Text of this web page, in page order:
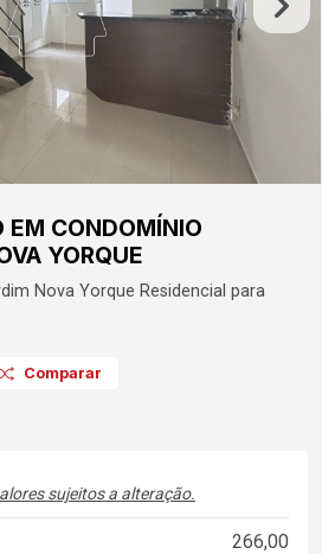
EM CONDOMÍNIO
YORQUE
Nova Yorque Residencial para
Comparar
sujeitos a alteração.
266,00